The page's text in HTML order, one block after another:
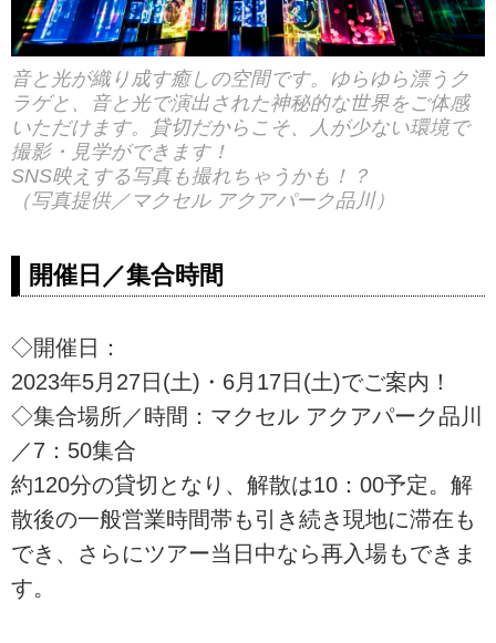
音と光が織り成す癒しの空間です。ゆらゆら漂うク
ラゲと、音と光で演出された神秘的な世界をご体感
いただけます。貸切だからこそ、人が少ない環境で
撮影・見学ができます！
SNS映えする写真も撮れちゃうかも！？
（写真提供／マクセル アクアパーク品川）
開催日／集合時間
◇開催日：
2023年5月27日(土)・6月17日(土)でご案内！
◇集合場所／時間：マクセル アクアパーク品川
／7：50集合
約120分の貸切となり、解散は10：00予定。解
散後の一般営業時間帯も引き続き現地に滞在も
でき、さらにツアー当日中なら再入場もできま
す。